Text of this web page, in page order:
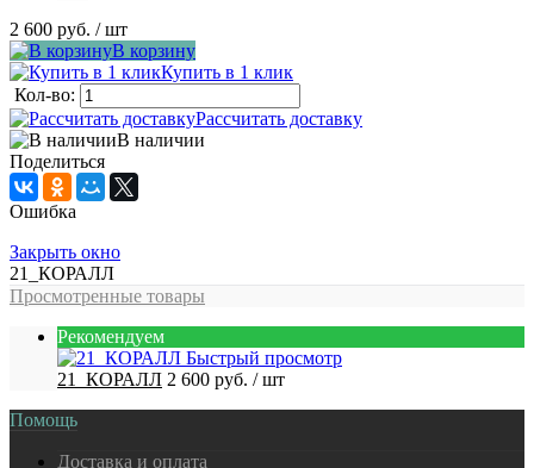
2 600 руб. / шт
В корзину
Купить в 1 клик
Кол-во:
Рассчитать доставку
В наличии
Поделиться
Ошибка
Закрыть окно
21_КОРАЛЛ
Просмотренные товары
Рекомендуем
Быстрый просмотр
21_КОРАЛЛ 2 600 руб. / шт
Помощь
Доставка и оплата